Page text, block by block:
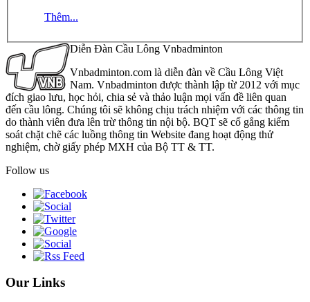
Thêm...
Diễn Đàn Cầu Lông Vnbadminton
Vnbadminton.com là diễn đàn về Cầu Lông Việt
Nam. Vnbadminton được thành lập từ 2012 với mục
đích giao lưu, học hỏi, chia sẻ và thảo luận mọi vấn đề liên quan
đến cầu lông. Chúng tôi sẽ không chịu trách nhiệm với các thông tin
do thành viên đưa lên trừ thông tin nội bộ. BQT sẽ cố gắng kiểm
soát chặt chẽ các luồng thông tin Website đang hoạt động thử
nghiệm, chờ giấy phép MXH của Bộ TT & TT.
Follow us
Our Links